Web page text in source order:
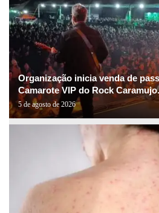
Organização inicia venda de
Camarote VIP do Rock
5 de agosto de 2026